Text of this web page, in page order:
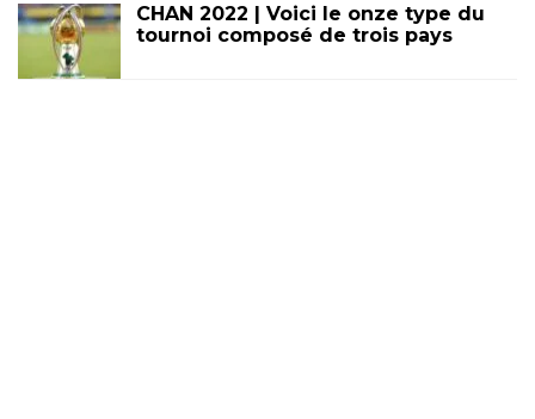
CHAN 2022 | Voici le onze type du
tournoi composé de trois pays